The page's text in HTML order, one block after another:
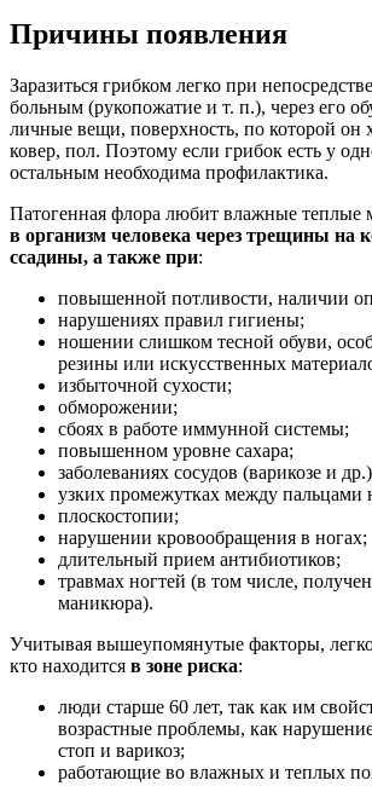
Причины появления
Заразиться грибком легко при
больным (рукопожатие и т. п.), через его
личные вещи, поверхность, по которой он
ковер, пол. Поэтому если грибок есть у
остальным необходима профилактика.
Патогенная флора любит влажные теплые
в организм человека через трещины на
ссадины, а также при:
повышенной потливости, наличии
нарушениях правил гигиены;
ношении слишком тесной обуви,
резины или искусственных
избыточной сухости;
обморожении;
сбоях в работе иммунной системы;
повышенном уровне сахара;
заболеваниях сосудов (варикозе и
узких промежутках между пальцами
плоскостопии;
нарушении кровообращения в ногах;
длительный прием антибиотиков;
травмах ногтей (в том числе,
маникюра).
Учитывая вышеупомянутые факторы, легко
кто находится в зоне риска:
люди старше 60 лет, так как им
возрастные проблемы, как
стоп и варикоз;
работающие во влажных и теплых